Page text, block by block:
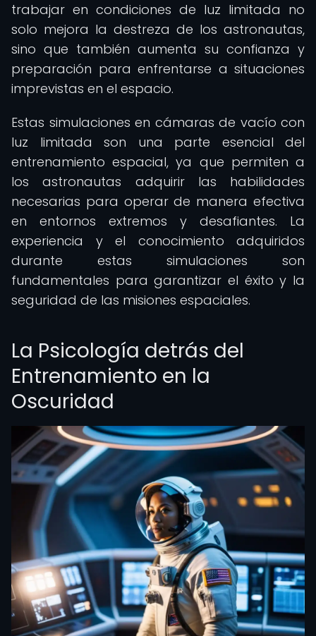
trabajar en condiciones de luz limitada no
solo mejora la destreza de los astronautas,
sino que también aumenta su confianza y
preparación para enfrentarse a situaciones
imprevistas en el espacio.
Estas simulaciones en cámaras de vacío con
luz limitada son una parte esencial del
entrenamiento espacial, ya que permiten a
los astronautas adquirir las habilidades
necesarias para operar de manera efectiva
en entornos extremos y desafiantes. La
experiencia y el conocimiento adquiridos
durante estas simulaciones son
fundamentales para garantizar el éxito y la
seguridad de las misiones espaciales.
La Psicología detrás del
Entrenamiento en la
Oscuridad